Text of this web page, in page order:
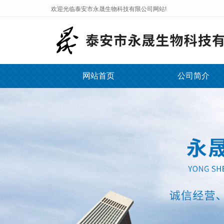
欢迎光临泰安市永晟生物科技有限公司网站!
网站首页 公司简介